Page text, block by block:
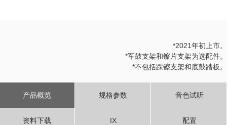
*2021年初上市。
*军鼓支架和镲片支架为选配件。
*不包括踩镲支架和底鼓踏板。
产品概览 规格参数 音色试听
资料下载 IX 配置